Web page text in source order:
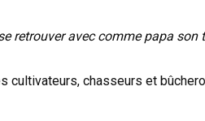
retrouver avec comme papa son
chasseurs et